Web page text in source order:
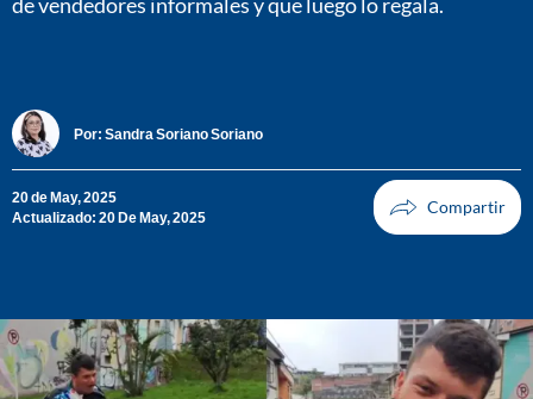
Por: Sandra Soriano Soriano
20 de May, 2025
Actualizado: 20 De May, 2025